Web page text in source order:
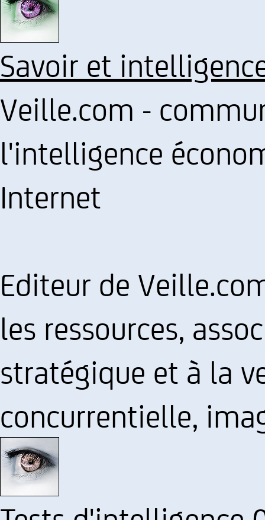
Savoir et
Veille.com -
l'intelligence
Internet
Editeur de
les ressources,
stratégique et à la
concurrentielle,